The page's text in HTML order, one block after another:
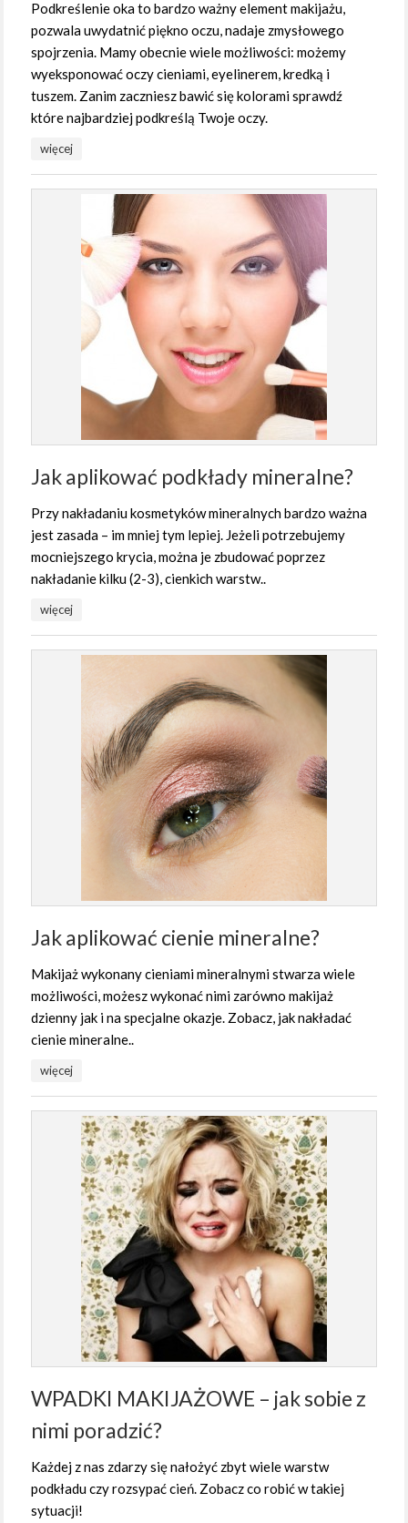
Podkreślenie oka to bardzo ważny element makijażu,
pozwala uwydatnić piękno oczu, nadaje zmysłowego
spojrzenia. Mamy obecnie wiele możliwości: możemy
wyeksponować oczy cieniami, eyelinerem, kredką i
tuszem. Zanim zaczniesz bawić się kolorami sprawdź
które najbardziej podkreślą Twoje oczy.
więcej
Jak aplikować podkłady mineralne?
Przy nakładaniu kosmetyków mineralnych bardzo ważna
jest zasada – im mniej tym lepiej. Jeżeli potrzebujemy
mocniejszego krycia, można je zbudować poprzez
nakładanie kilku (2-3), cienkich warstw..
więcej
Jak aplikować cienie mineralne?
Makijaż wykonany cieniami mineralnymi stwarza wiele
możliwości, możesz wykonać nimi zarówno makijaż
dzienny jak i na specjalne okazje. Zobacz, jak nakładać
cienie mineralne..
więcej
WPADKI MAKIJAŻOWE – jak sobie z
nimi poradzić?
Każdej z nas zdarzy się nałożyć zbyt wiele warstw
podkładu czy rozsypać cień. Zobacz co robić w takiej
sytuacji!